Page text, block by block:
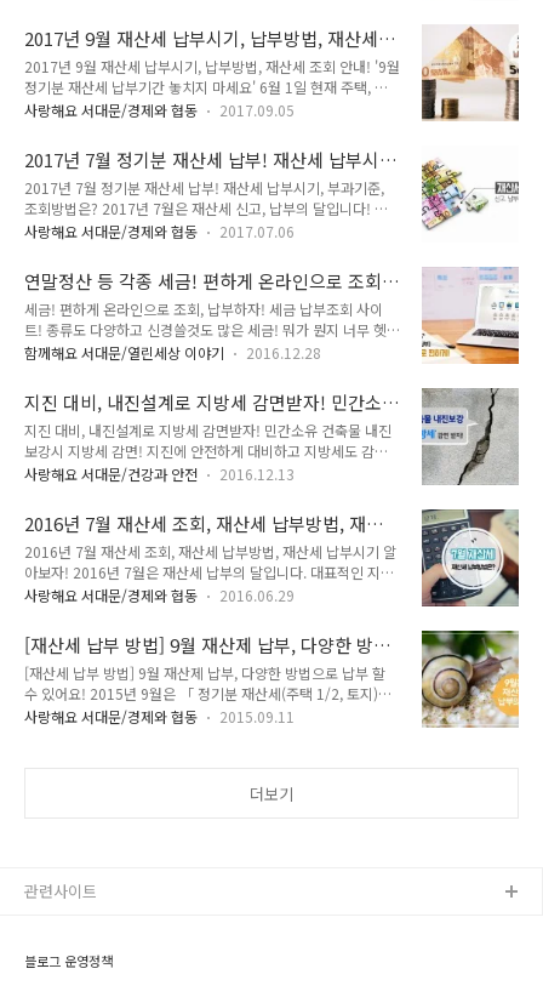
주어 이 기간 내에 소명이 되지 않거나 체납액을 납부하지 않으
면 10월중에 2차 지방세 심..
에 대해 자세히 알아볼까요! 2018. 4월 법인지방소득세 신고·
납부 안내 ● 대상자 : 12월 결산 법인('17년 귀속 법인소득) ●
납세지 : 결산일 현재 법인의 등기부에 따른 본점 또는 주사무소
의 소재지 (다만, 사업장이 둘 이상인 경우 각각의 사업장의 소재
지) ● 신고·납부방법 : 이택스, 위택스 전자(파일) 신고, 납부 또
https://etax.seoul.go.kr/ - 위택스 바로가기 https..
2017년 9월 재산세 납부시기, 납부방법, 재산세
조회 안내!
2017년 9월 재산세 납부시기, 납부방법, 재산세 조회 안내! '9월
정기분 재산세 납부기간 놓치지 마세요' 6월 1일 현재 주택, 토
지 소유자는 9월 정기분 재산세를 납부해야 합니다. 매매잔금을
수자에세 납세의무가 있습니다! 6월 2일 이후 양도한 경우에는
6월 1일 현재 소유자인 양도자(전 소유자)에세 2017년도 재산
세 납세의무가 있답니다! 2017년 9월 재산세 납부 안내 ● 납부
시기 : 2017. 9. 16. ~ 10. 10. ※ 10월 2일 임시공휴일 지정으
로 기존 9월 31일에서 10월 10일로 납부기한이 연장되었습니
31일까지 미납 시 매월 1.2%의 중가산금이 ..
사랑해요 서대문/경제와 협동 2017.09.05
2017년 7월 정기분 재산세 납부! 재산세 납부시
기, 부과기준, 조회방법은?
2017년 7월 정기분 재산세 납부! 재산세 납부시기, 부과기준,
조회방법은? 2017년 7월은 재산세 신고, 납부의 달입니다! 우
리나라의 대표적인 지방세 가운데 하나인 재산세는 재산을 보유
고~ 납부하러 가볼까요! ^^ 2017년 7월 정기분 재산세 납부 안
내 ● 납세의무자 - 6월 1일 현재 건축물, 주택, 선박 소유자 - 매
매잔금을 과세기준인 6월 1일에 주고 받은 경우, 새로 부동산을
취득한 매수자 납세의무 - 6월 2일 이후 양도한 경우 6월 1일 현
재 소유자인 양도자(전 소유자)가 납세의무 있음 ● 과세대상 -
누어 7월과 9월에 가각 1/2씩 같은 금액으로 과세 ● ..
사랑해요 서대문/경제와 협동 2017.07.06
연말정산 등 각종 세금! 편하게 온라인으로 조회,
납부하자! 세금 납부조회 사이트!
세금! 편하게 온라인으로 조회, 납부하자! 세금 납부조회 사이
트! 종류도 다양하고 신경쓸것도 많은 세금! 뭐가 뭔지 너무 헷갈
리시죠~ 우리 생활에 필요한 세금 정보를 무료로 알 수 있는 곳
tong지기와 함께 파헤쳐볼까요!! #. 국세청 홈택스 국세 인터넷
서비스를 하나로 통합! '국세청 홈택스'는 국세청 대민포털 서비
스로 한번의 로그인을 통해 세금신고, 민원증명 발급, 현금영수
증 사용내역 조회, 전자세금계산서 발행 및 조회, 연말정산에 필
요한 내역 조회 등 모든 국세관련 인터넷 서비스 이용이 가능합
택스 행정자치부 주관 전국 통합 지방세 포털 서비스로 재산세,
주민세 등..
함께해요 서대문/열린세상 이야기 2016.12.28
지진 대비, 내진설계로 지방세 감면받자! 민간소
유 건축물 내진보강시 지방세 감면!
지진 대비, 내진설계로 지방세 감면받자! 민간소유 건축물 내진
보강시 지방세 감면! 지진에 안전하게 대비하고 지방세도 감면
받으세요~^^ 내진 설계 의무대상이 아닌 건축물의 건축, 대수선
있답니다!!!! 「지방세특례제한번」 제47조의4의 규정에 따라
내진보강 대상이 아닌 일정 규모 (3층 미만이고 1,000㎡미만 건
축물 등)의 민간소유 건축물이 내진보강을 실시한 경우 지방세
를 감면받을 수 있습니다! 감면혜택에 대해 알아볼까요~ 감면혜
택 ● 건축을 하는 경우 - 취득세의 10% 경감 - 재산세 납세의무
경우 - 취득세의 50%경감 - 재산세 납세의무 최초 성립일로부터
5년간 재산세..
사랑해요 서대문/건강과 안전 2016.12.13
2016년 7월 재산세 조회, 재산세 납부방법, 재산
세 납부시기 알아보자!
2016년 7월 재산세 조회, 재산세 납부방법, 재산세 납부시기 알
아보자! 2016년 7월은 재산세 납부의 달입니다. 대표적인 지방
세 가운데 하나인 재산세는 재산을 보유한 대가로 내는 보유세입
~ :: 7월 재산제 납부 ○ 납세의무자 - 6월 1일 현재(주택, 주택이
외 건축물, 토지, 선박, 항공기) 소유자 ○ 과세대상 : 주택(1/2),
주택이외 건축물, 선박 주택분 재산세는 1년분 세금을 반으로 나
누어 7월과 9월에 각각 1/2씩 같은 금액으로 과세됩니다. ○ 납
부기간 : 7. 16.(토) ~ 7. 31.(일) ○ 납부방법 - 시중은행 및 농수
사랑해요 서대문/경제와 협동 2016.06.29
[재산세 납부 방법] 9월 재산제 납부, 다양한 방법
으로 납부 할 수 있어요!
[재산세 납부 방법] 9월 재산제 납부, 다양한 방법으로 납부 할
수 있어요! 2015년 9월은 「 정기분 재산세(주택 1/2, 토지)납
부의 달」이에요. 지난 7월에도 재산세 납부의 달이였죠~ 주택
(주택, 토지)소유자 ▶ 매매잔금을 과세기준일인 6월 1일에 주
사랑해요 서대문/경제와 협동 2015.09.11
더보기
블로그 운영정책
관련사이트